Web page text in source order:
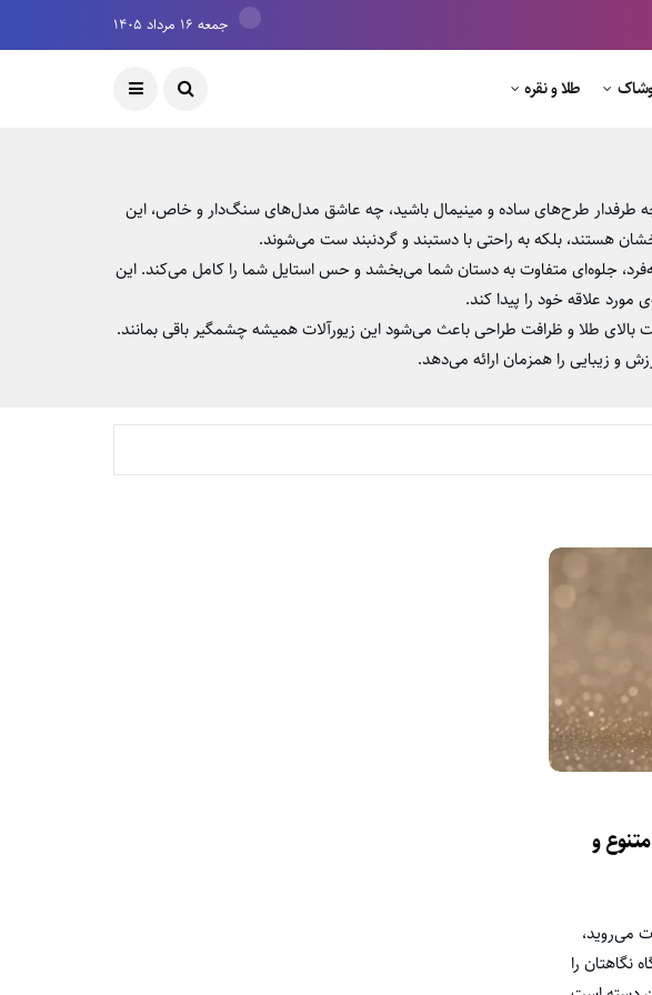
جمعه ۱۶ مرداد ۱۴۰۵
طلا و نقره
طرفدار طرح‌های ساده و مینیمال باشید، چه عاشق مدل‌های سنگ‌دار و خاص، این
جلوه‌ای متفاوت به دستان شما می‌بخشد و حس استایل شما را کامل می‌کند. این
مورد علاقه خود را پیدا کند.
طلا و ظرافت طراحی باعث می‌شود این زیورآلات همیشه چشمگیر باقی بمانند.
و زیبایی را همزمان ارائه می‌دهد.
و
می‌روید،
نگاهتان را